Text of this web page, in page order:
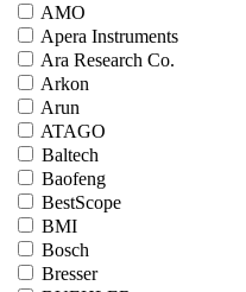
AMO
Apera Instruments
Ara Research Co.
Arkon
Arun
ATAGO
Baltech
Baofeng
BestScope
BMI
Bosch
Bresser